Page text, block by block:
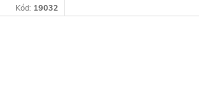
Kód: 19032